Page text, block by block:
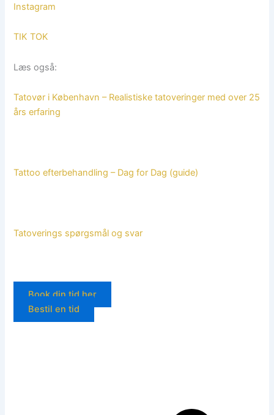
Instagram
TIK TOK
Læs også:
Tatovør i København – Realistiske tatoveringer med over 25
års erfaring
Tattoo efterbehandling – Dag for Dag (guide)
Tatoverings spørgsmål og svar
Book din tid her
Bestil en tid